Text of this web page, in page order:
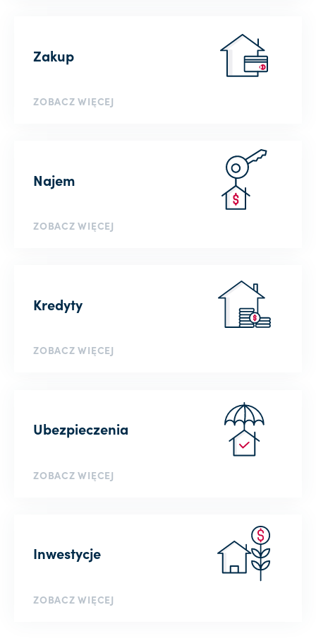
Zakup
ZOBACZ WIĘCEJ
Najem
ZOBACZ WIĘCEJ
Kredyty
ZOBACZ WIĘCEJ
Ubezpieczenia
ZOBACZ WIĘCEJ
Inwestycje
ZOBACZ WIĘCEJ